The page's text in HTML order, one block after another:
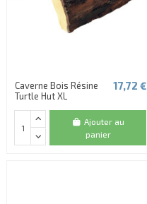
Caverne Bois Résine
Turtle Hut XL
17,72 €
Ajouter au
panier